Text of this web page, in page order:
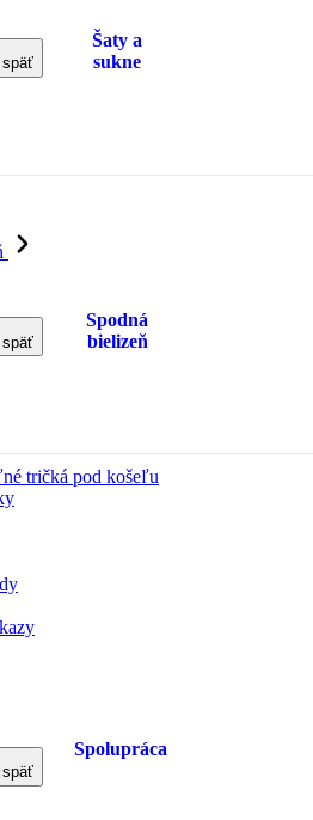
späť
Šaty a
sukne
späť
Spodná
bielizeň
tričká pod košeľu
späť
Spolupráca